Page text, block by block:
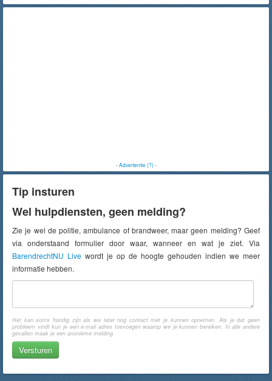
-Advertentie (?)-
Tip insturen
Wel hulpdiensten, geen melding?
Zie je wel de politie, ambulance of brandweer, maar geen melding? Geef
via onderstaand formulier door waar, wanneer en wat je ziet. Via
BarendrechtNU Live wordt je op de hoogte gehouden indien we meer
informatie hebben.
Het kan soms handig zijn als we later nog contact met je kunnen opnemen. Als je dat geen
probleem vindt kun je een e-mail adres toevoegen waarop we je kunnen bereiken. In alle andere
gevallen maak je een anonieme melding.